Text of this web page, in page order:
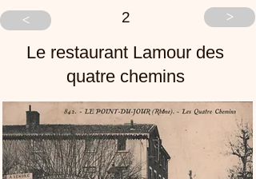
< 2 >
Le restaurant Lamour des
quatre chemins